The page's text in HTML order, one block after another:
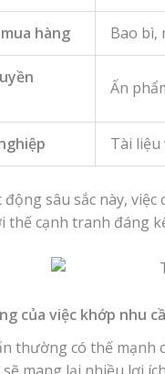
hàng Bao bì,
Ấn
Tài
động sâu sắc này,
thế cạnh tranh đáng
của việc khớp nhu
thường có thế mạnh